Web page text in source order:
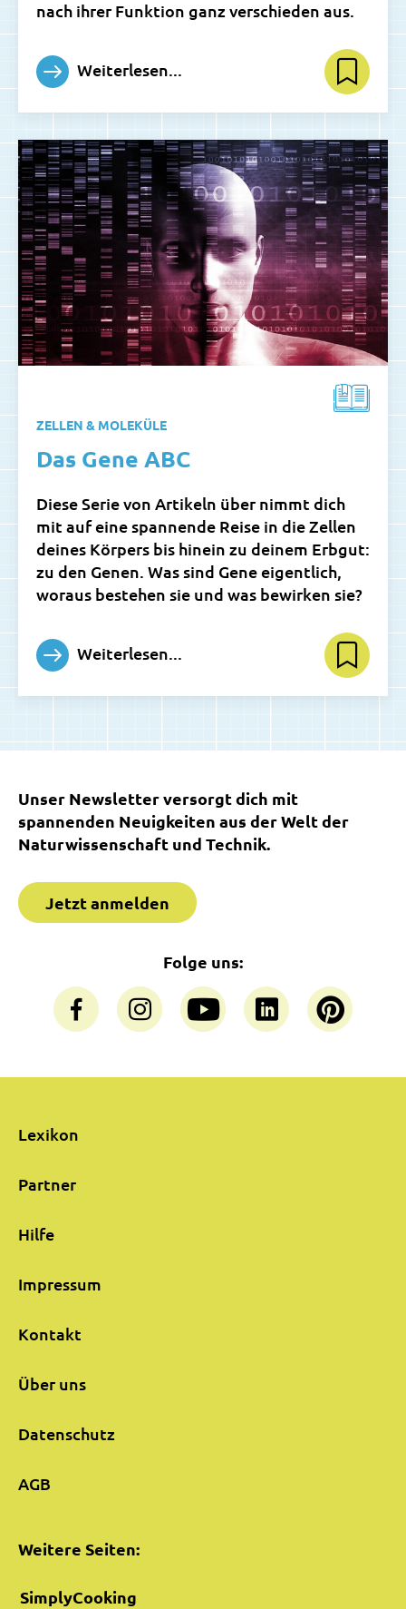
nach ihrer Funktion ganz verschieden aus.
Weiterlesen...
ZELLEN & MOLEKÜLE
Das Gene ABC
Diese Serie von Artikeln über nimmt dich
mit auf eine spannende Reise in die Zellen
deines Körpers bis hinein zu deinem Erbgut:
zu den Genen. Was sind Gene eigentlich,
woraus bestehen sie und was bewirken sie?
Weiterlesen...
Unser Newsletter versorgt dich mit
spannenden Neuigkeiten aus der Welt der
Naturwissenschaft und Technik.
Jetzt anmelden
Folge uns:
Lexikon
Partner
Hilfe
Impressum
Kontakt
Über uns
Datenschutz
AGB
Weitere Seiten:
SimplyCooking